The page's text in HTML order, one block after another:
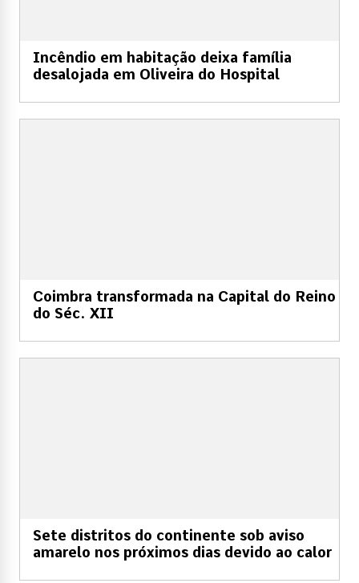
Incêndio em habitação deixa família
desalojada em Oliveira do Hospital
Coimbra transformada na Capital do Reino
do Séc. XII
Sete distritos do continente sob aviso
amarelo nos próximos dias devido ao calor